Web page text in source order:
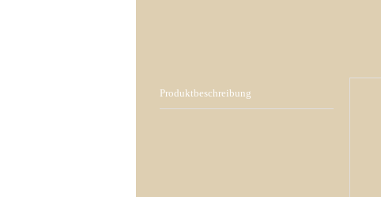
Produktbeschreibung